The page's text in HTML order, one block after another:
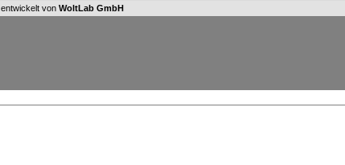
, entwickelt von WoltLab GmbH